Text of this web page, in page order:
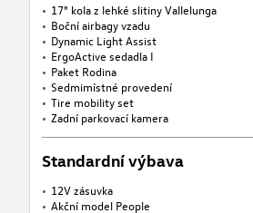
17" kola z lehké slitiny Vallelunga
Boční airbagy vzadu
Dynamic Light Assist
ErgoActive sedadla I
Paket Rodina
Sedmimístné provedení
Tire mobility set
Zadní parkovací kamera
Standardní výbava
12V zásuvka
Akční model People